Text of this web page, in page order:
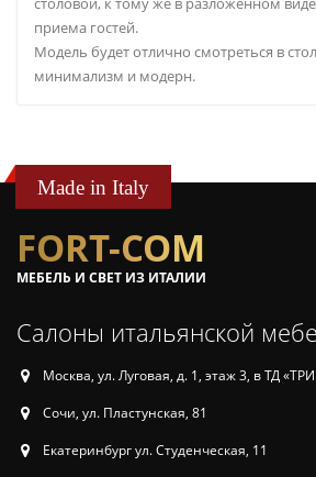
приема гостей.
Модель будет отлично смотреться в
минимализм и модерн.
Made in Italy
FORT-COM
МЕБЕЛЬ И СВЕТ ИЗ ИТАЛИИ
Салоны итальянской
Москва, ул. Луговая, д. 1, этаж 3, в ТД
Сочи, ул. Пластунская, 81
Екатеринбург ул. Студенческая, 11